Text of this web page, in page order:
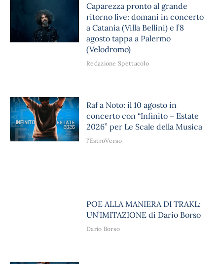
Caparezza pronto al grande
ritorno live: domani in concerto
a Catania (Villa Bellini) e l’8
agosto tappa a Palermo
(Velodromo)
Redazione Spettacolo
Raf a Noto: il 10 agosto in
concerto con “Infinito – Estate
2026” per Le Scale della Musica
l'EstroVerso
POE ALLA MANIERA DI TRAKL:
UN’IMITAZIONE di Dario Borso
Dario Borso